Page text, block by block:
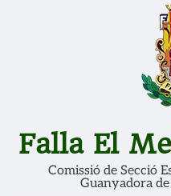
Falla El
Comissió de Secció
Guanyadora